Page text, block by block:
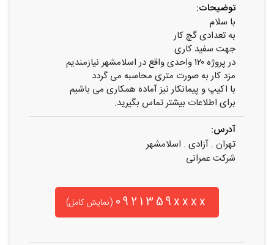
توضیحات:
با سلام
به تعدادی گچ کار
جهت سفید کاری
در پروژه ۱۲۰ واحدی واقع در اسلامشهر نیازمندیم
مزد کار به صورت متری محاسبه می گردد
با اکیپ و پیمانکار نیز آماده همکاری می باشیم
برای اطلاعات بیشتر تماس بگیرید.
آدرس:
تهران . آزادی . اسلامشهر
شرکت عمرانی
0921359xxxx (نمایش کامل)